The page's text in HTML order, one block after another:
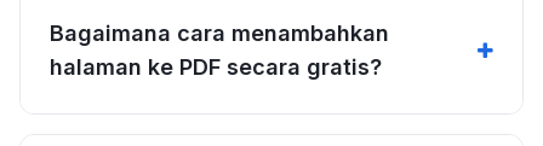
Bagaimana cara menambahkan
halaman ke PDF secara gratis?